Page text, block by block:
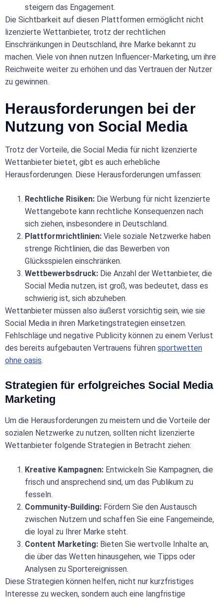
steigern das Engagement.
Die Sichtbarkeit auf diesen Plattformen ermöglicht nicht
lizenzierte Wettanbieter, trotz der rechtlichen
Einschränkungen in Deutschland, ihre Marke bekannt zu
machen. Viele von ihnen nutzen Influencer-Marketing, um ihre
Reichweite weiter zu erhöhen und das Vertrauen der Nutzer
zu gewinnen.
Herausforderungen bei der
Nutzung von Social Media
Trotz der Vorteile, die Social Media für nicht lizenzierte
Wettanbieter bietet, gibt es auch erhebliche
Herausforderungen. Diese Herausforderungen umfassen:
Rechtliche Risiken: Die Werbung für nicht lizenzierte
Wettangebote kann rechtliche Konsequenzen nach
sich ziehen, insbesondere in Deutschland.
Plattformrichtlinien: Viele soziale Netzwerke haben
strenge Richtlinien, die das Bewerben von
Glücksspielen einschränken.
Wettbewerbsdruck: Die Anzahl der Wettanbieter, die
Social Media nutzen, ist groß, was bedeutet, dass es
schwierig ist, sich abzuheben.
Wettanbieter müssen also äußerst vorsichtig sein, wie sie
Social Media in ihren Marketingstrategien einsetzen.
Fehlschläge und negative Publicity können zu einem Verlust
des bereits aufgebauten Vertrauens führen sportwetten
ohne oasis.
Strategien für erfolgreiches Social Media
Marketing
Um die Herausforderungen zu meistern und die Vorteile der
sozialen Netzwerke zu nutzen, sollten nicht lizenzierte
Wettanbieter folgende Strategien in Betracht ziehen:
Kreative Kampagnen: Entwickeln Sie Kampagnen, die
frisch und ansprechend sind, um das Publikum zu
fesseln.
Community-Building: Fördern Sie den Austausch
zwischen Nutzern und schaffen Sie eine Fangemeinde,
die loyal zu Ihrer Marke steht.
Content Marketing: Bieten Sie wertvolle Inhalte an,
die über das Wetten hinausgehen, wie Tipps oder
Analysen zu Sportereignissen.
Diese Strategien können helfen, nicht nur kurzfristiges
Interesse zu wecken, sondern auch eine langfristige